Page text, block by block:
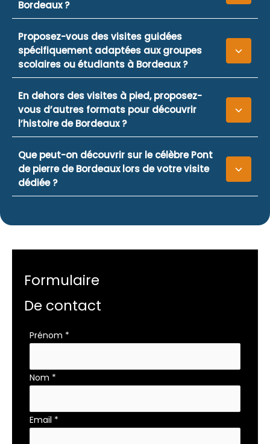
Bordeaux ?
Proposez-vous des visites guidées
spécifiquement adaptées aux groupes
scolaires ou étudiants à Bordeaux ?
En dehors des visites à pied, proposez-
vous d’autres formats pour découvrir
l’histoire de Bordeaux ?
Que peut-on découvrir sur le célèbre Pont
de pierre de Bordeaux lors de votre visite
dédiée ?
Formulaire
De contact
Formulaire
Prénom *
Nom *
Email *